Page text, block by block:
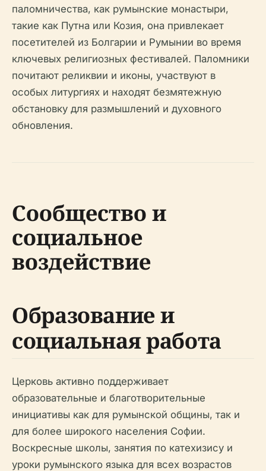
паломничества, как румынские монастыри,
такие как Путна или Козия, она привлекает
посетителей из Болгарии и Румынии во время
ключевых религиозных фестивалей. Паломники
почитают реликвии и иконы, участвуют в
особых литургиях и находят безмятежную
обстановку для размышлений и духовного
обновления.
Сообщество и
социальное
воздействие
Образование и
социальная работа
Церковь активно поддерживает
образовательные и благотворительные
инициативы как для румынской общины, так и
для более широкого населения Софии.
Воскресные школы, занятия по катехизису и
уроки румынского языка для всех возрастов